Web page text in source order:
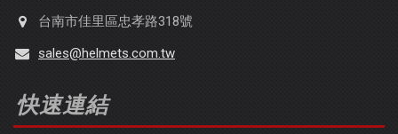
台南市佳里區忠孝路318號
sales@helmets.com.tw
快速連結